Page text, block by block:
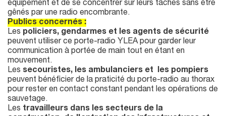
équipement et de se concentrer sur leurs tâches sans être
gênés par une radio encombrante.
Publics concernés :
Les policiers, gendarmes et les agents de sécurité
peuvent utiliser ce porte-radio YLEA pour garder leur
communication à portée de main tout en étant en
mouvement.
Les secouristes, les ambulanciers et les pompiers
peuvent bénéficier de la praticité du porte-radio au thorax
pour rester en contact constant pendant les opérations de
sauvetage.
Les travailleurs dans les secteurs de la